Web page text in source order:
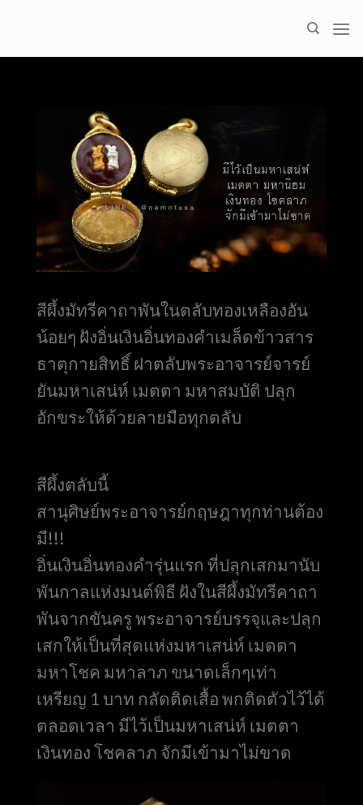
สีผึ้งมัทรีคาถาพันในตลับทองเหลืองอัน
น้อยๆ ฝังอิ่นเงินอิ่นทองคำเมล็ดข้าวสาร
ธาตุกายสิทธิ์ ฝาตลับพระอาจารย์จารย์
ยันมหาเสน่ห์ เมตตา มหาสมบัติ ปลุก
อักขระให้ด้วยลายมือทุกตลับ
สีผึ้งตลับนี้
สานุศิษย์พระอาจารย์กฤษฎาทุกท่านต้อง
มี!!!
อิ่นเงินอิ่นทองคำรุ่นแรก ที่ปลุกเสกมานับ
พันกาลแห่งมนต์พิธี ฝังในสีผึ้งมัทรีคาถา
พันจากขันครู พระอาจารย์บรรจุและปลุก
เสกให้เป็นที่สุดแห่งมหาเสน่ห์ เมตตา
มหาโชค มหาลาภ ขนาดเล็กๆเท่า
เหรียญ 1 บาท กลัดติดเสื้อ พกติดตัวไว้ได้
ตลอดเวลา มีไว้เป็นมหาเสน่ห์ เมตตา
เงินทอง โชคลาภ จักมีเข้ามาไม่ขาด